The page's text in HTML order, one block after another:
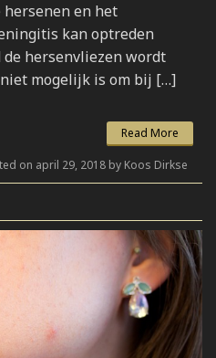
hersenen en het
kan optreden
hersenvliezen wordt
mogelijk is om bij […]
Read More
on april 29, 2018 by Koos Dirkse